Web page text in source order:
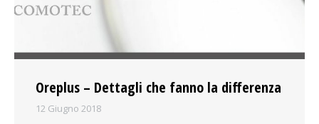
Oreplus – Dettagli che fanno la differenza
12 Giugno 2018